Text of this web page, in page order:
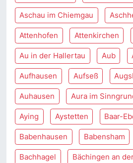
Aschau im Chiemgau
Attenhofen Attenkirchen
Au in der Hallertau Aub
Aufhausen Aufseß
Auhausen Aura im
Aying Aystetten Baar-
Babenhausen Babensham
Bachhagel Bächingen an